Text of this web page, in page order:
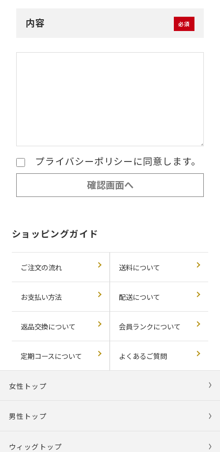
内容
プライバシーポリシーに同意します。
ショッピングガイド
ご注文の流れ 送料について
お支払い方法 配送について
返品交換について 会員ランクについて
定期コースについて よくあるご質問
女性トップ
男性トップ
ウィッグトップ